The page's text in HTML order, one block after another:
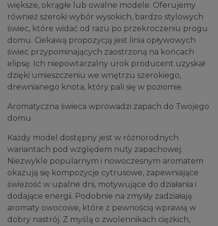
większe, okrągłe lub owalne modele. Oferujemy
również szeroki wybór wysokich, bardzo stylowych
świec, które widać od razu po przekroczeniu progu
domu. Ciekawą propozycją jest linia opływowych
świec przypominających zaostrzoną na końcach
elipsę. Ich niepowtarzalny urok producent uzyskał
dzięki umieszczeniu we wnętrzu szerokiego,
drewnianego knota, który pali się w poziomie.
Aromatyczna świeca wprowadzi zapach do Twojego
domu
Każdy model dostępny jest w różnorodnych
wariantach pod względem nuty zapachowej.
Niezwykle popularnym i nowoczesnym aromatem
okazują się kompozycje cytrusowe, zapewniające
świeżość w upalne dni, motywujące do działania i
dodające energii. Podobnie na zmysły zadziałają
aromaty owocowe, które z pewnością wprawią w
dobry nastrój. Z myślą o zwolennikach ciężkich,